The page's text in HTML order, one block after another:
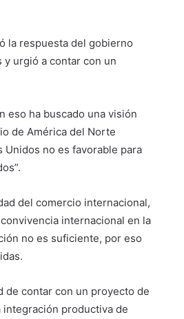
la respuesta del gobierno
y urgió a contar con un
eso ha buscado una visión
de América del Norte
Unidos no es favorable para
del comercio internacional,
internacional en la
no es suficiente, por eso
de contar con un proyecto de
productiva de